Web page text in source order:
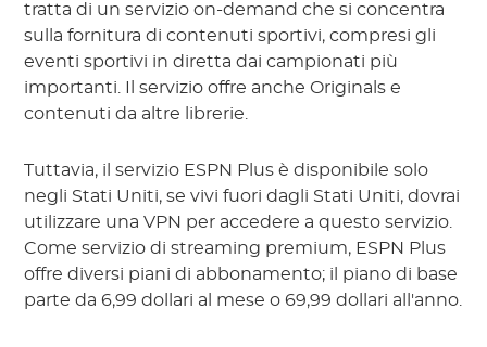
tratta di un servizio on-demand che si concentra
sulla fornitura di contenuti sportivi, compresi gli
eventi sportivi in diretta dai campionati più
importanti. Il servizio offre anche Originals e
contenuti da altre librerie.
Tuttavia, il servizio ESPN Plus è disponibile solo
negli Stati Uniti, se vivi fuori dagli Stati Uniti, dovrai
utilizzare una VPN per accedere a questo servizio.
Come servizio di streaming premium, ESPN Plus
offre diversi piani di abbonamento; il piano di base
parte da 6,99 dollari al mese o 69,99 dollari all'anno.